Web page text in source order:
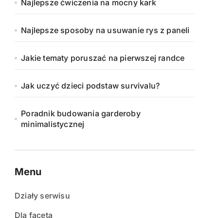
Najlepsze ćwiczenia na mocny kark
Najlepsze sposoby na usuwanie rys z paneli
Jakie tematy poruszać na pierwszej randce
Jak uczyć dzieci podstaw survivalu?
Poradnik budowania garderoby
minimalistycznej
Menu
Działy serwisu
Dla faceta